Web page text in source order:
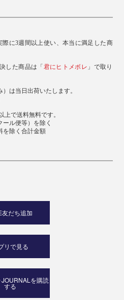
に3週間以上使い、本当に満足した商
した商品は「君にヒトメボレ 」で取り
は当日出荷いたします。
上で送料無料です。
ル便等）を除く
を除く合計金額
友だち追加
リで見る
を購読
する